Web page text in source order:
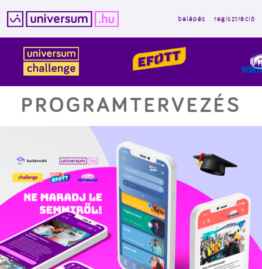
tartalomba
belépés regisztráció
PROGRAMTERVEZÉS